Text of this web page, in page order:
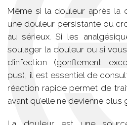
Même si la douleur après la
une douleur persistante ou
au sérieux. Si les
soulager la douleur ou si
d’infection (gonflement
pus), il est essentiel de
réaction rapide permet de
avant qu’elle ne devienne plus